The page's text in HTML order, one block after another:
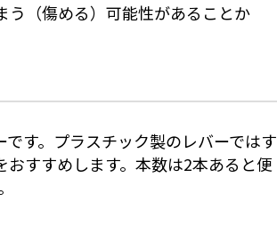
う（傷める）可能性があることか
す。プラスチック製のレバーではす
すすめします。本数は2本あると便